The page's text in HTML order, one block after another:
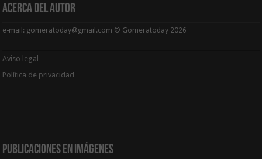
Acerca del Autor
e-mail: gomeratoday@gmail.com © Gomeratoday 2026
Aviso legal
Política de privacidad
Publicaciones en Imágenes